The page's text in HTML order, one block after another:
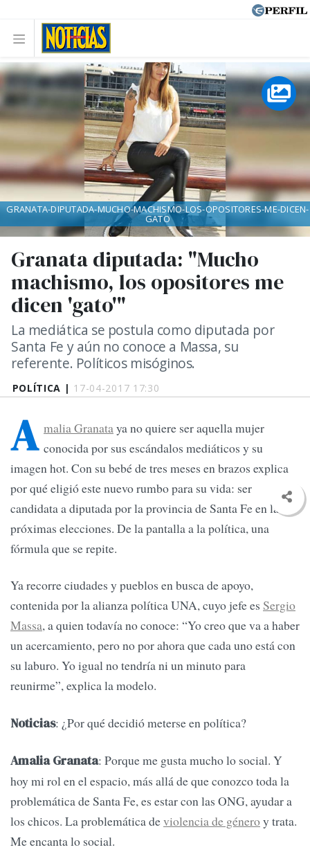
POLÍTICA | 17-04-2017 17:30
Granata diputada: "Mucho
machismo, los opositores me
dicen 'gato'"
La mediática se postula como diputada por
Santa Fe y aún no conoce a Massa, su
referente. Políticos misóginos.
GRANATA-DIPUTADA-MUCHO-MACHISMO-LOS-OPOSITORES-ME-DICEN-
GATO
A malia Granataya no quiere ser aquella mujer
conocida por sus escándalos mediáticos y su
imagen hot. Con su bebé de tres meses en brazos explica
por qué eligió este nuevo rumbo para su vida: ser
candidata a diputada por la provincia de Santa Fe en las
próximas elecciones. De la pantalla a la política, una
fórmula que se repite.
Ya recorre ciudades y pueblos en busca de apoyo,
contenida por la alianza política UNA, cuyo jefe es Sergio
Massa, a quien todavía no conoce: “Yo creo que va a haber
un acercamiento, pero no por ahora que cada uno está con
su laburo. Yo igual no tendría ni un minuto para
reunirme”, explica la modelo.
Noticias: ¿Por qué decidió meterse en política?
Amalia Granata: Porque me gusta mucho lo social. Y
hoy mi rol en el espacio, más allá de que conozco toda la
problemática de Santa Fe, es estar con las ONG, ayudar a
los chicos. La problemática deviolencia de géneroy trata.
Me encanta lo social.